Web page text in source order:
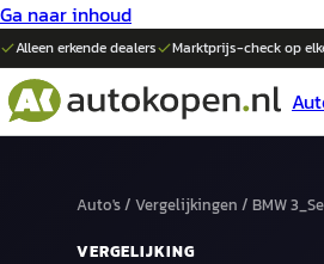
Ga naar inhoud
Alleen erkende dealers Marktprijs-check op
Auto's/ Vergelijkingen / BMW
VERGELIJKING